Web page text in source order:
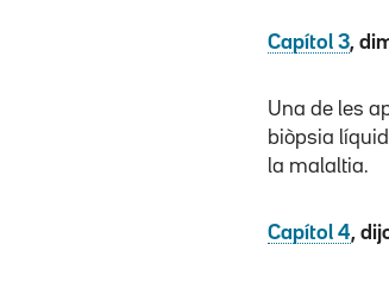
Capítol 3,
Una de les
biòpsia
la malaltia.
Capítol 4,